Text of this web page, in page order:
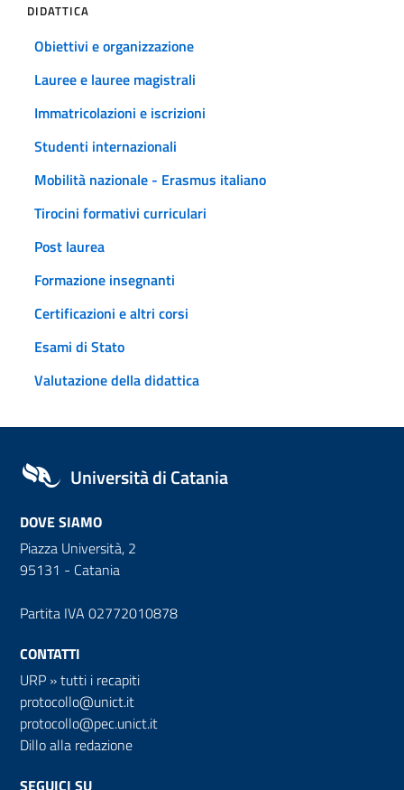
DIDATTICA
Obiettivi e organizzazione
Lauree e lauree magistrali
Immatricolazioni e iscrizioni
Studenti internazionali
Mobilità nazionale - Erasmus italiano
Tirocini formativi curriculari
Post laurea
Formazione insegnanti
Certificazioni e altri corsi
Esami di Stato
Valutazione della didattica
Università di Catania
DOVE SIAMO
Piazza Università, 2
95131 - Catania
Partita IVA 02772010878
CONTATTI
URP »tutti i recapiti
protocollo@unict.it
protocollo@pec.unict.it
Dillo alla redazione
SEGUICI SU